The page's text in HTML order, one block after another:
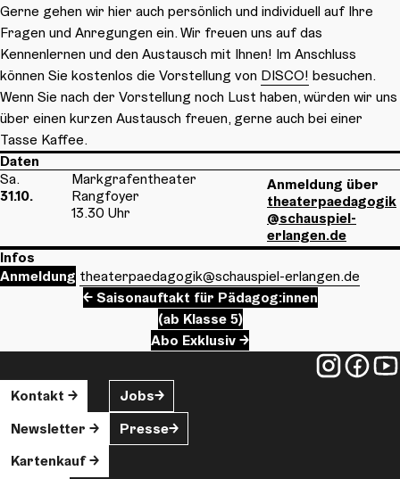
Gerne gehen wir hier auch persönlich und individuell auf Ihre
Fragen und Anregungen ein. Wir freuen uns auf das
Kennenlernen und den Austausch mit Ihnen! Im Anschluss
können Sie kostenlos die Vorstellung von DISCO! besuchen.
Wenn Sie nach der Vorstellung noch Lust haben, würden wir uns
über einen kurzen Austausch freuen, gerne auch bei einer
Tasse Kaffee.
Daten
Sa.
31.10.
Markgrafentheater
Rangfoyer
13.30 Uhr
Anmeldung über
theaterpaedagogik
@schauspiel-
erlangen.de
Infos
Anmeldung theaterpaedagogik@schauspiel-erlangen.de
Saisonauftakt für Pädagog:innen
(ab Klasse 5)
Abo Exklusiv
Kontakt
Newsletter
Kartenkauf
Jobs
Presse